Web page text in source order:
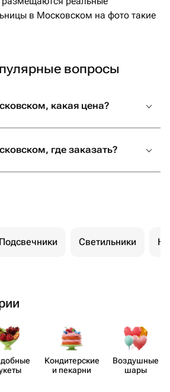
в Московском на фото такие
вопросы
какая цена?
где заказать?
Подсвечники Светильники
Кондит​ерские
и пекарни
Воздушные
шары